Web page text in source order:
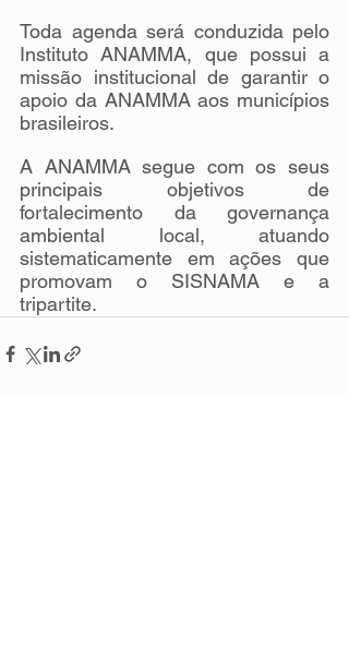
Toda agenda será conduzida pelo
Instituto ANAMMA, que possui a
missão institucional de garantir o
apoio da ANAMMA aos municípios
brasileiros.
A ANAMMA segue com os seus
principais objetivos de
fortalecimento da governança
ambiental local, atuando
sistematicamente em ações que
promovam o SISNAMA e a
tripartite.